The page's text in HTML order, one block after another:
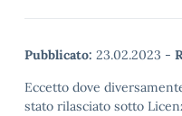
Pubblicato: 23.02.2023 -
Eccetto dove
stato rilasciato sotto